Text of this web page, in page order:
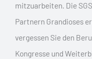
mitzuarbeiten. Die
Partnern Grandioses
vergessen Sie den
Kongresse und